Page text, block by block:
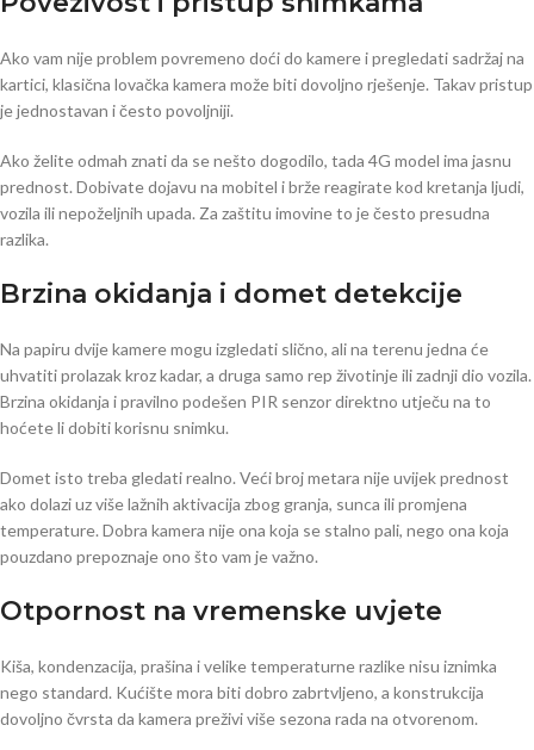
Ako vam nije problem povremeno doći do kamere i pregledati sadržaj na
kartici, klasična lovačka kamera može biti dovoljno rješenje. Takav pristup
je jednostavan i često povoljniji.
Ako želite odmah znati da se nešto dogodilo, tada 4G model ima jasnu
prednost. Dobivate dojavu na mobitel i brže reagirate kod kretanja ljudi,
vozila ili nepoželjnih upada. Za zaštitu imovine to je često presudna
razlika.
Brzina okidanja i domet detekcije
Na papiru dvije kamere mogu izgledati slično, ali na terenu jedna će
uhvatiti prolazak kroz kadar, a druga samo rep životinje ili zadnji dio vozila.
Brzina okidanja i pravilno podešen PIR senzor direktno utječu na to
hoćete li dobiti korisnu snimku.
Domet isto treba gledati realno. Veći broj metara nije uvijek prednost
ako dolazi uz više lažnih aktivacija zbog granja, sunca ili promjena
temperature. Dobra kamera nije ona koja se stalno pali, nego ona koja
pouzdano prepoznaje ono što vam je važno.
Otpornost na vremenske uvjete
Kiša, kondenzacija, prašina i velike temperaturne razlike nisu iznimka
nego standard. Kućište mora biti dobro zabrtvljeno, a konstrukcija
dovoljno čvrsta da kamera preživi više sezona rada na otvorenom.